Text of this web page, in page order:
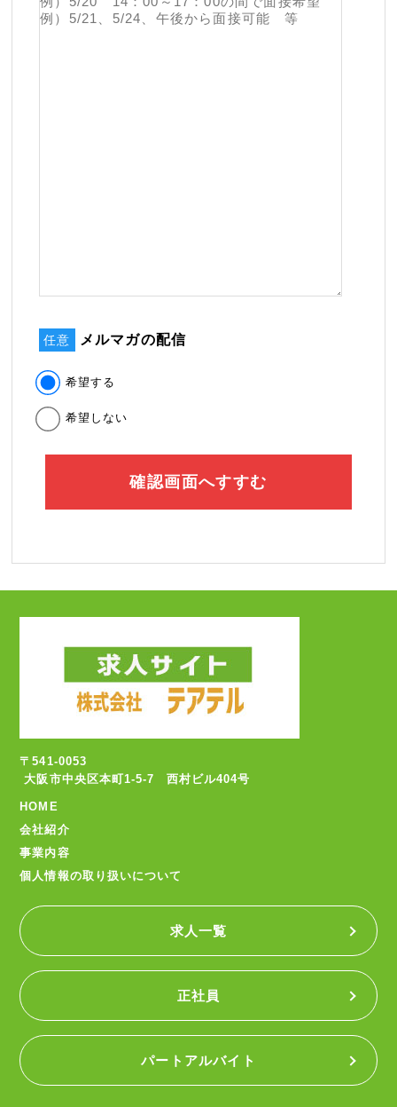
任意 メルマガの配信
希望する
希望しない
〒541-0053
大阪市中央区本町1-5-7 西村ビル404号
HOME
会社紹介
事業内容
個人情報の取り扱いについて
求人一覧
正社員
パートアルバイト